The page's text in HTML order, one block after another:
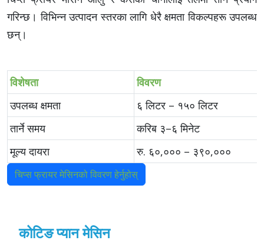
गरिन्छ। विभिन्न उत्पादन स्तरका लागि धेरै क्षमता विकल्पहरू उपलब्ध
छन्।
विशेषता
विवरण
उपलब्ध क्षमता
६ लिटर – १५० लिटर
तार्ने समय
करिब ३–६ मिनेट
मूल्य दायरा
रु. ६०,००० – ३९०,०००
चिप्स फ्रायर मेसिनको विवरण हेर्नुहोस्
कोटिङ प्यान मेसिन